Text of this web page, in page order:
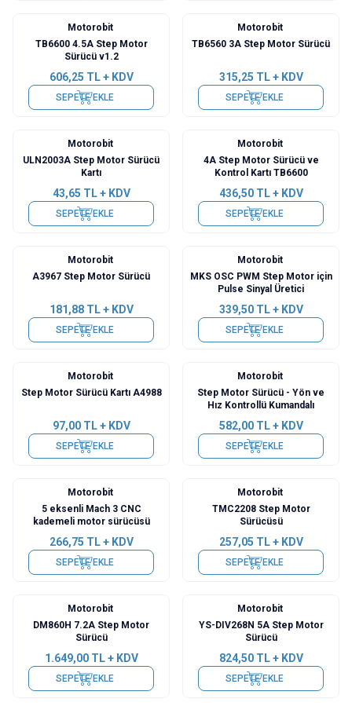
Motorobit
TB6600 4.5A Step Motor
Sürücü v1.2
606,25 TL + KDV
SEPETE EKLE
Motorobit
TB6560 3A Step Motor Sürücü
315,25 TL + KDV
SEPETE EKLE
Motorobit
ULN2003A Step Motor Sürücü
Kartı
43,65 TL + KDV
SEPETE EKLE
Motorobit
4A Step Motor Sürücü ve
Kontrol Kartı TB6600
436,50TL + KDV
SEPETE EKLE
Motorobit
A3967 Step Motor Sürücü
181,88TL + KDV
SEPETE EKLE
Motorobit
MKS OSC PWM Step Motor için
Pulse Sinyal Üretici
339,50TL + KDV
SEPETE EKLE
Motorobit
Step Motor Sürücü Kartı A4988
97,00TL + KDV
SEPETE EKLE
Motorobit
Step Motor Sürücü - Yön ve
Hız Kontrollü Kumandalı
582,00TL + KDV
SEPETE EKLE
Motorobit
5 eksenli Mach 3 CNC
kademeli motor sürücüsü
266,75 TL + KDV
SEPETE EKLE
Motorobit
TMC2208 Step Motor
Sürücüsü
257,05 TL + KDV
SEPETE EKLE
Motorobit
DM860H 7.2A Step Motor
Sürücü
1.649,00TL + KDV
SEPETE EKLE
Motorobit
YS-DIV268N 5A Step Motor
Sürücü
824,50TL + KDV
SEPETE EKLE